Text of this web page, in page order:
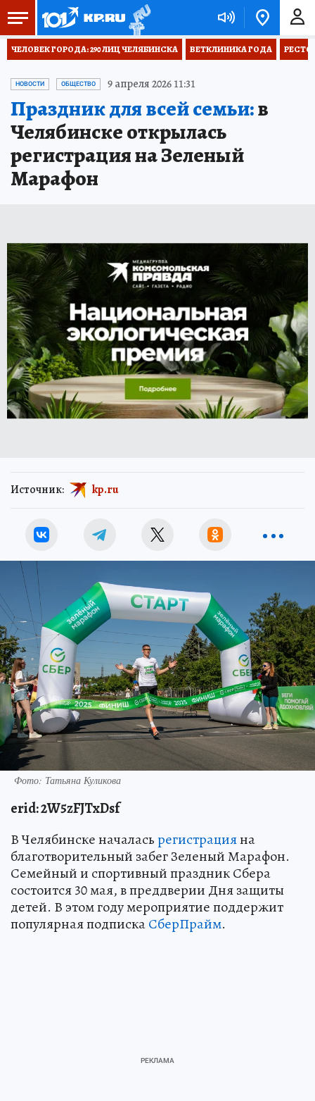
ЧЕЛОВЕК ГОРОДА: 290 ЛИЦ ЧЕЛЯБИНСКА ВЕТКЛИНИКА ГОДА
НОВОСТИ ОБЩЕСТВО 9 апреля 2026 11:31
Праздник для всей семьи:в
Челябинске открылась
регистрация на Зеленый
Марафон
Источник: kp.ru
Фото: Татьяна Куликова
erid: 2W5zFJTxDsf
В Челябинске началасьрегистрацияна
благотворительный забег Зеленый Марафон.
Семейный и спортивный праздник Сбера
состоится 30 мая, в преддверии Дня защиты
детей. В этом году мероприятие поддержит
популярная подпискаСберПрайм.